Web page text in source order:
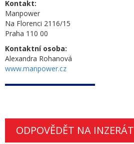
Kontakt:
Manpower
Na Florenci 2116/15
Praha 110 00
Kontaktní osoba:
Alexandra Rohanová
www.manpower.cz
ODPOVĚDĚT NA INZERÁT